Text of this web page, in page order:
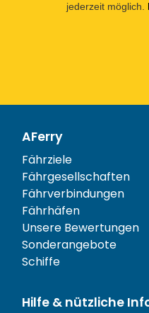
jederzeit möglich.
AFerry
Fährziele
Fährgesellschaften
Fährverbindungen
Fährhäfen
Unsere Bewertungen
Sonderangebote
Schiffe
Hilfe & nützliche